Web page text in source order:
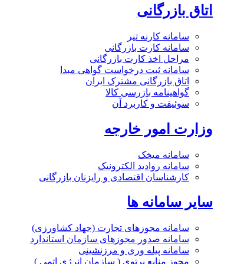
اتاق بازرگانی
سامانه کارنه تیر
سامانه کارت بازرگانی
مراحل اخذ کارت بازرگانی
سامانه ثبت درخواست گواهی مبدا
اتاق بازرگانی مشترک ایران
گواهینامه بازرسی کالا
سوئیفت و کاربرد آن
وزارت امور خارجه
سامانه میخک
سامانه روادید الکترونیک
کارشناسان اقتصادی و رایزنان بازرگانی
سایر سامانه ها
سامانه مجوزهای تجارت (جهاد کشاورزی)
سامانه صدور مجوزهای سازمان استاندارد
سامانه پیله وری و مرزنشینی
مجوز منابع پرتوی ( سازمان انرژی اتمی )